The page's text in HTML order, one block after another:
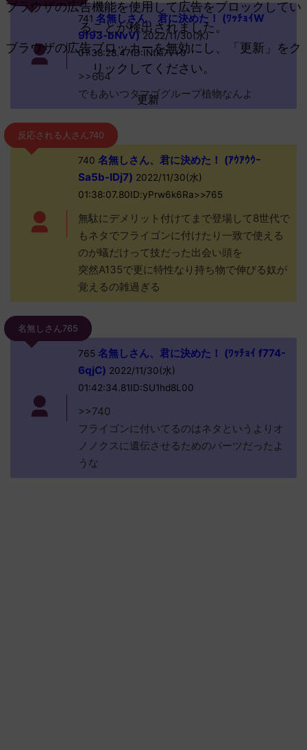
741 名無しさん、君に決めた！ (ﾜｯﾁｮｲW
9f93-bNvV)2022/11/30(水)
01:38:28.47ID:INtki7v+0
>>664
でもあいつタマゴグループ植物なんよ
反応される人さん740
740 名無しさん、君に決めた！ (ｱｳｱｳｳｰ
Sa5b-IDj7) 2022/11/30(水)
01:38:07.80ID:yPrw6k6Ra>>765
無駄にデメリット付けてまで登場して8世代で
もネタでフライゴンに付けたり一致で使える
のが蟻だけって技だった出会い頭を
突然A135で更に特性なり持ち物で伸びる奴が
覚えるの雑過ぎる
名無しさん765
765名無しさん、君に決めた！ (ﾜｯﾁｮｲ f774-
6qjC) 2022/11/30(水)
01:42:34.81ID:SU1hd8L00
>>740
フライゴンに付いてるのはネタというよりオ
ノノクスに遺伝させるためのパーツだったよ
うな
ブラウザの広告機能を使用して広告をブロックしてい
ることが検出されました。
ブラウザの広告ブロッカーを無効にし、「更新」をク
リックしてください。
更新